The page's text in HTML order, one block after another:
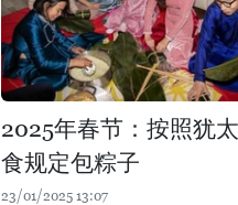
2025年春节：按照犹
食规定包粽子
23/01/2025 13:07